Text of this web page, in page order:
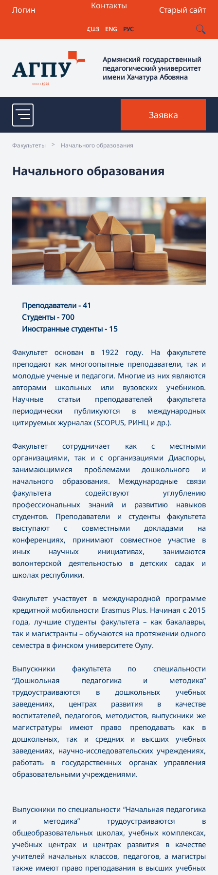
Логин Старый сайт
Контакты
ՀԱՅ ENG РУС
Армянский государственный
педагогический университет
имени Хачатура Абовяна
Заявка
Факультеты > Начального образования
Начального образования
Преподаватели - 41
Студенты - 700
Иностранные студенты - 15
Факультет основан в 1922 году. На факультете
преподают как многоопытные преподаватели, так и
молодые ученые и педагоги. Многие из них являются
авторами школьных или вузовских учебников.
Научные статьи преподавателей факультета
периодически публикуются в международных
цитируемых журналах (SCOPUS, РИНЦ и др.).
Факультет сотрудничает как с местными
организациями, так и с организациями Диаспоры,
занимающимися проблемами дошкольного и
начального образования. Международные связи
факультета содействуют углублению
профессиональных знаний и развитию навыков
студентов. Преподаватели и студенты факультета
выступают с совместными докладами на
конференциях, принимают совместное участие в
иных научных инициативах, занимаются
волонтерской деятельностью в детских садах и
школах республики.
Факультет участвует в международной программе
кредитной мобильности Erasmus Plus. Начиная с 2015
года, лучшие студенты факультета – как бакалавры,
так и магистранты – обучаются на протяжении одного
семестра в финском университете Оулу.
Выпускники факультета по специальности
“Дошкольная педагогика и методика”
трудоустраиваются в дошкольных учебных
заведениях, центрах развития в качестве
воспитателей, педагогов, методистов, выпускники же
магистратуры имеют право преподавать как в
дошкольных, так и средних и высших учебных
заведениях, научно-исследовательских учреждениях,
работать в государственных органах управления
образовательными учреждениями.
Выпускники по специальности “Начальная педагогика
и методика” трудоустраиваются в
общеобразовательных школах, учебных комплексах,
учебных центрах и центрах развития в качестве
учителей начальных классов, педагогов, а магистры
также имеют право преподавания в высших учебных